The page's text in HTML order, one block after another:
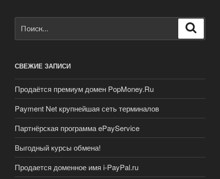
СВЕЖИЕ ЗАПИСИ
Продаётся премиум домен PopMoney.Ru
Payment Net крупнейшая сеть терминалов
Партнёрская программа ePayService
Выгодный курсы обмена!
Продается доменное имя i-PayPal.ru